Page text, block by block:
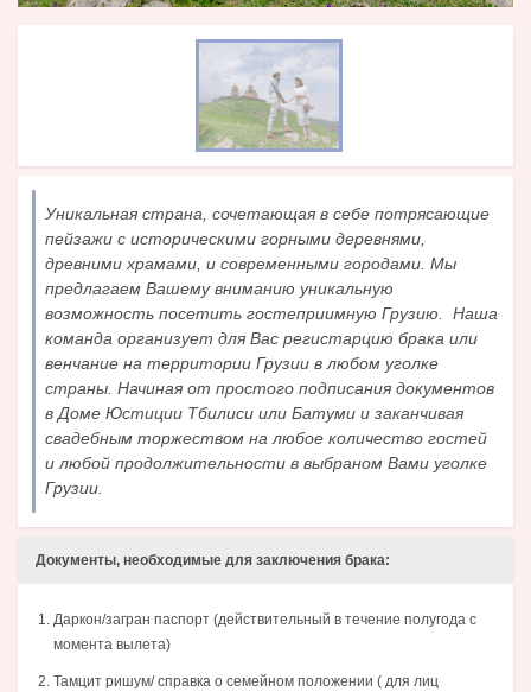
Уникальная страна, сочетающая в себе потрясающие
пейзажи с историческими горными деревнями,
древними храмами, и современными городами. Мы
предлагаем Вашему вниманию уникальную
возможность посетить гостеприимную Грузию. Наша
команда организует для Вас регистарцию брака или
венчание на территории Грузии в любом уголке
страны. Начиная от простого подписания документов
в Доме Юстиции Тбилиси или Батуми и заканчивая
свадебным торжеством на любое количество гостей
и любой продолжительности в выбраном Вами уголке
Грузии.
Документы, необходимые для заключения брака:
Даркон/загран паспорт (действительный в течение полугода с
момента вылета)
Тамцит ришум/ справка о семейном положении ( для лиц